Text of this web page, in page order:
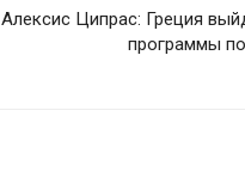
Алексис Ципрас: Греция
программы